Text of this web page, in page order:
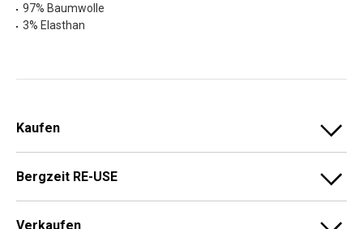
97% Baumwolle
3% Elasthan
Kaufen
Bergzeit RE-USE
Verkaufen